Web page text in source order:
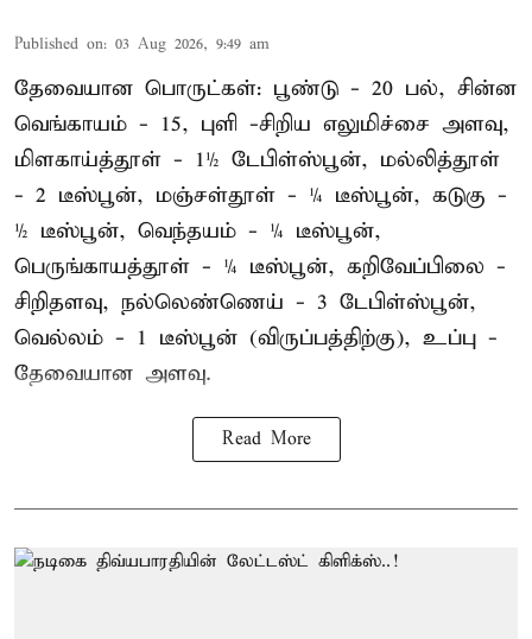
Published on: 03 Aug 2026, 9:49 am
தேவையான பொருட்கள்: பூண்டு - 20 பல், சின்ன
வெங்காயம் - 15, புளி -சிறிய எலுமிச்சை அளவு,
மிளகாய்த்தூள் - 1½ டேபிள்ஸ்பூன், மல்லித்தூள்
- 2 டீஸ்பூன், மஞ்சள்தூள் - ¼ டீஸ்பூன், கடுகு -
½ டீஸ்பூன், வெந்தயம் - ¼ டீஸ்பூன்,
பெருங்காயத்தூள் - ¼ டீஸ்பூன், கறிவேப்பிலை -
சிறிதளவு, நல்லெண்ணெய் - 3 டேபிள்ஸ்பூன்,
வெல்லம் - 1 டீஸ்பூன் (விருப்பத்திற்கு), உப்பு -
தேவையான அளவு.
Read More